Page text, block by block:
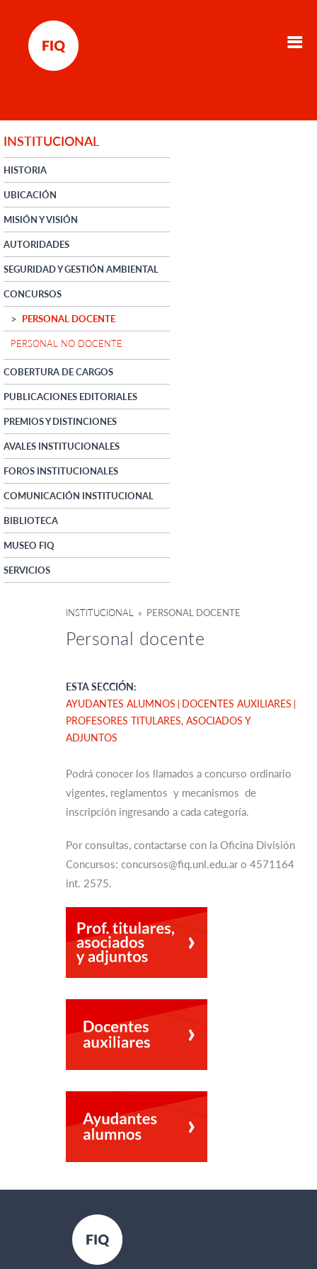
INSTITUCIONAL
HISTORIA
UBICACIÓN
MISIÓN Y VISIÓN
AUTORIDADES
SEGURIDAD Y GESTIÓN AMBIENTAL
CONCURSOS
PERSONAL DOCENTE
PERSONAL NO DOCENTE
COBERTURA DE CARGOS
PUBLICACIONES EDITORIALES
PREMIOS Y DISTINCIONES
AVALES INSTITUCIONALES
FOROS INSTITUCIONALES
COMUNICACIÓN INSTITUCIONAL
BIBLIOTECA
MUSEO FIQ
SERVICIOS
INSTITUCIONAL » PERSONAL DOCENTE
Personal docente
ESTA SECCIÓN:
AYUDANTES ALUMNOS
DOCENTES AUXILIARES
PROFESORES TITULARES, ASOCIADOS Y
ADJUNTOS
Podrá conocer los llamados a concurso ordinario
vigentes, reglamentos y mecanismos de
inscripción ingresando a cada categoría.
Por consultas, contactarse con la Oficina División
Concursos: concursos@fiq.unl.edu.ar o 4571164
int. 2575.